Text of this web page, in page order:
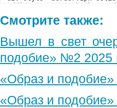
Смотрите также:
Вышел в свет
подобие» №2 2025
«Образ и
«Образ и